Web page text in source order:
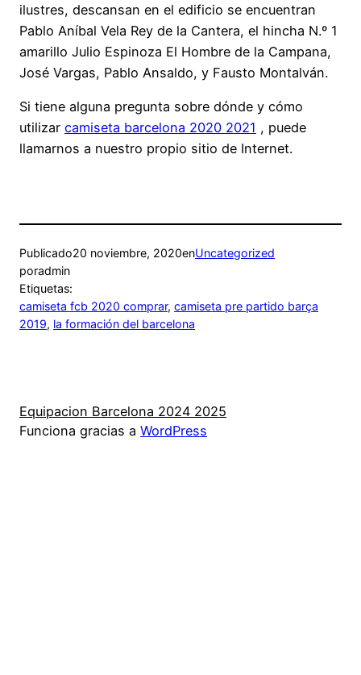
ilustres, descansan en el edificio se encuentran
Pablo Aníbal Vela Rey de la Cantera, el hincha N.º 1
amarillo Julio Espinoza El Hombre de la Campana,
José Vargas, Pablo Ansaldo, y Fausto Montalván.
Si tiene alguna pregunta sobre dónde y cómo
utilizar camiseta barcelona 2020 2021 , puede
llamarnos a nuestro propio sitio de Internet.
Publicado20 noviembre, 2020enUncategorized
poradmin
Etiquetas:
camiseta fcb 2020 comprar, camiseta pre partido barça
2019, la formación del barcelona
Equipacion Barcelona 2024 2025
Funciona gracias a WordPress